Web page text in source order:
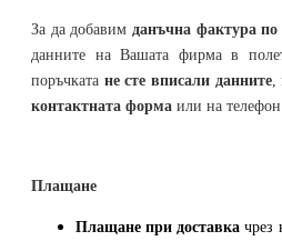
За да добавим данъчна фактура
данните на Вашата фирма в
поръчката не сте вписали данните,
контактната форма или на телефон
Плащане
Плащане при доставка чрез